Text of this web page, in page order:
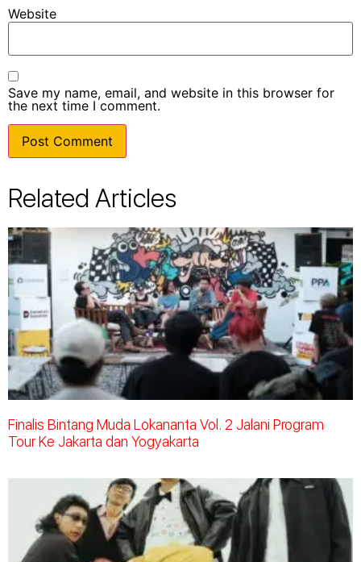
Website
Save my name, email, and website in this browser for
the next time I comment.
Related Articles
Finalis Bintang Muda Lokananta Vol. 2 Jalani Program
Tour Ke Jakarta dan Yogyakarta